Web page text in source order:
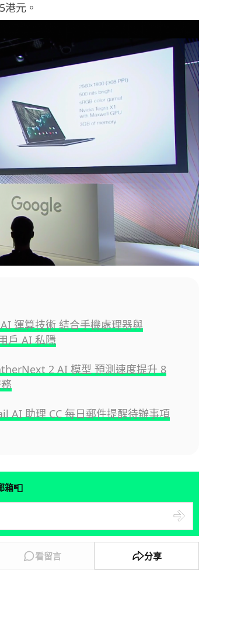
元。
運算技術 結合手機處理器與
戶 AI 私隱
2 AI 模型 預測速度提升 8
AI 助理 CC 每日郵件提醒待辦事項
箱📮
看留言 分享